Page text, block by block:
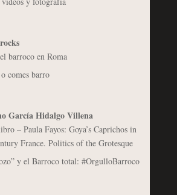
barroco en Roma
comes barro
García Hidalgo Villena
– Paula Fayos: Goya’s Caprichos in
France. Politics of the Grotesque
y el Barroco total: #OrgulloBarroco